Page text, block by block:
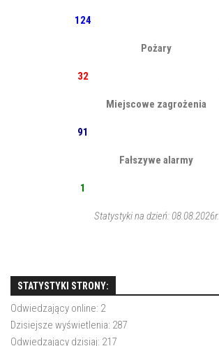
124
Pożary
32
Miejscowe zagrożenia
91
Fałszywe alarmy
1
Statystyki na dzień: 08.08.2026r.
STATYSTYKI STRONY:
Odwiedzający online: 2
Dzisiejsze wyświetlenia: 287
Odwiedzający dzisiaj: 217